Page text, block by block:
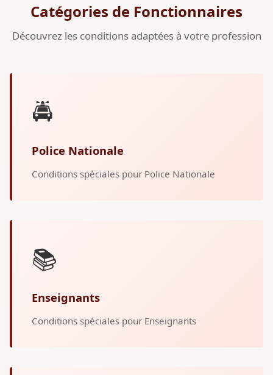
Catégories de Fonctionnaires
Découvrez les conditions adaptées à votre profession
🚔
Police Nationale
Conditions spéciales pour Police Nationale
📚
Enseignants
Conditions spéciales pour Enseignants